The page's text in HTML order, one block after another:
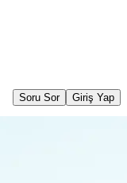
Soru Sor Giriş Yap